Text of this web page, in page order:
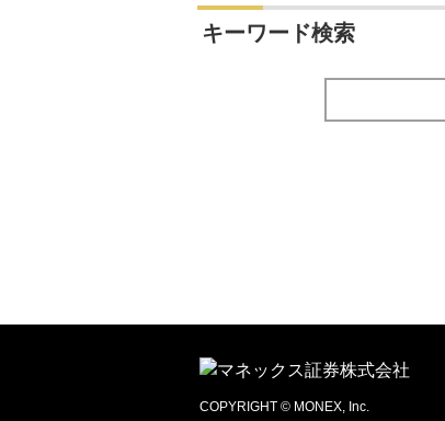
キーワード検索
COPYRIGHT © MONEX, Inc.